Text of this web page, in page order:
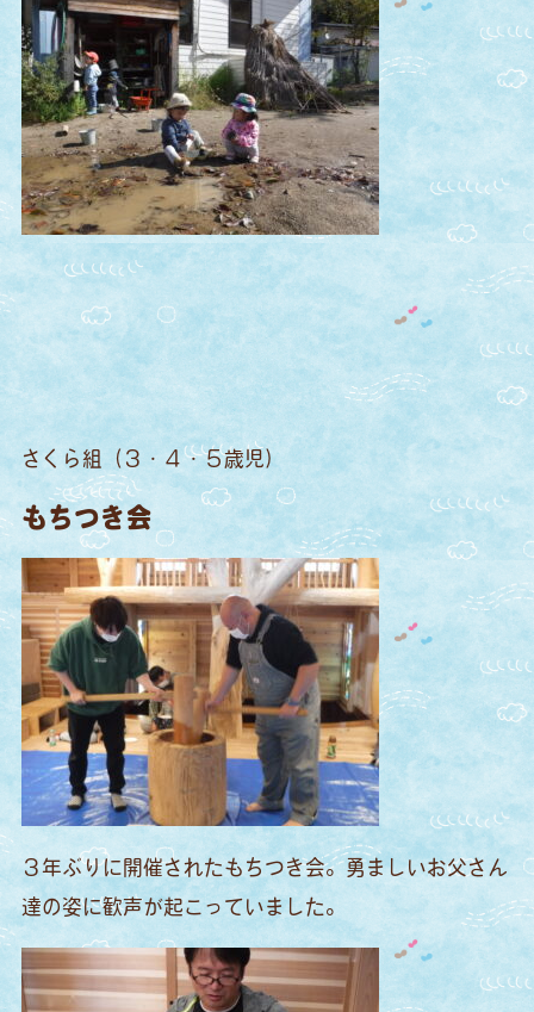
さくら組（３・４・５歳児）
もちつき会
３年ぶりに開催されたもちつき会。勇ましいお父さん
達の姿に歓声が起こっていました。